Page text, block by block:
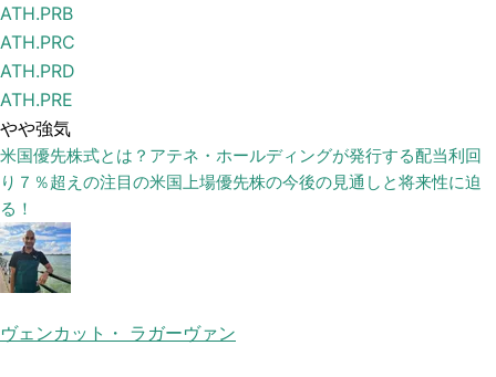
ATH.PRB
ATH.PRC
ATH.PRD
ATH.PRE
やや強気
米国優先株式とは？アテネ・ホールディングが発行する配当利回
り７％超えの注目の米国上場優先株の今後の見通しと将来性に迫
る！
ヴェンカット・ ラガーヴァン